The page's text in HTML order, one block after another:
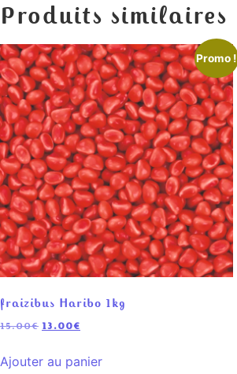
Produits similaires
Promo !
fraizibus Haribo 1kg
15.00€ 13.00€
Ajouter au panier